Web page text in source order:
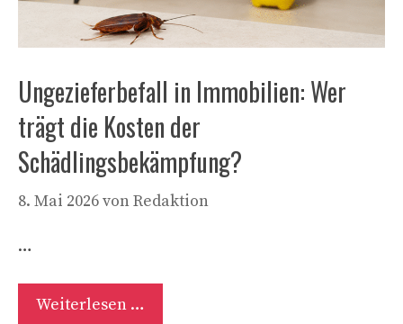
Ungezieferbefall in Immobilien: Wer
trägt die Kosten der
Schädlingsbekämpfung?
8. Mai 2026vonRedaktion
…
Weiterlesen …